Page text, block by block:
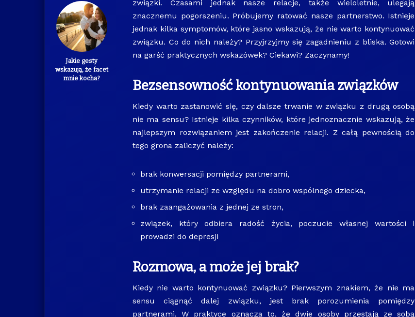
Jakie gesty
wskazują, że facet
mnie kocha?
związki. Czasami jednak nasze relacje, także wieloletnie, ulegają
znacznemu pogorszeniu. Próbujemy ratować nasze partnerstwo. Istnieje
jednak kilka symptomów, które jasno wskazują, że nie warto kontynuować
związku. Co do nich należy? Przyjrzyjmy się zagadnieniu z bliska. Gotowi
na garść praktycznych wskazówek? Ciekawi? Zaczynamy!
Bezsensowność kontynuowania związków
Kiedy warto zastanowić się, czy dalsze trwanie w związku z drugą osobą
nie ma sensu? Istnieje kilka czynników, które jednoznacznie wskazują, że
najlepszym rozwiązaniem jest zakończenie relacji. Z całą pewnością do
tego grona zaliczyć należy:
brak konwersacji pomiędzy partnerami,
utrzymanie relacji ze względu na dobro wspólnego dziecka,
brak zaangażowania z jednej ze stron,
związek, który odbiera radość życia, poczucie własnej wartości i
prowadzi do depresji
Rozmowa, a może jej brak?
Kiedy nie warto kontynuować związku? Pierwszym znakiem, że nie ma
sensu ciągnąć dalej związku, jest brak porozumienia pomiędzy
partnerami. W praktyce oznacza to, że dwie osoby przestają ze sobą